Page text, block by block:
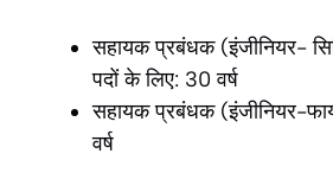
सहायक प्रबंधक (इंजीनियर-
पदों के लिए: 30 वर्ष
सहायक प्रबंधक (इंजीनियर-
वर्ष